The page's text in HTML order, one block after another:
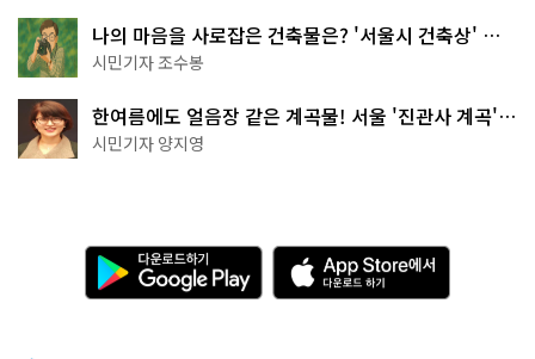
나의 마음을 사로잡은 건축물은? '서울시 건축상' 수
상작 공개!
시민기자 조수봉
한여름에도 얼음장 같은 계곡물! 서울 '진관사 계곡'이
천국이네~
시민기자 양지영
다
운
로
A
p
p